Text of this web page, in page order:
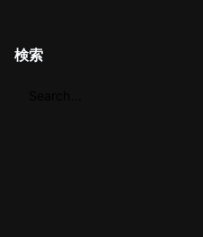
検索